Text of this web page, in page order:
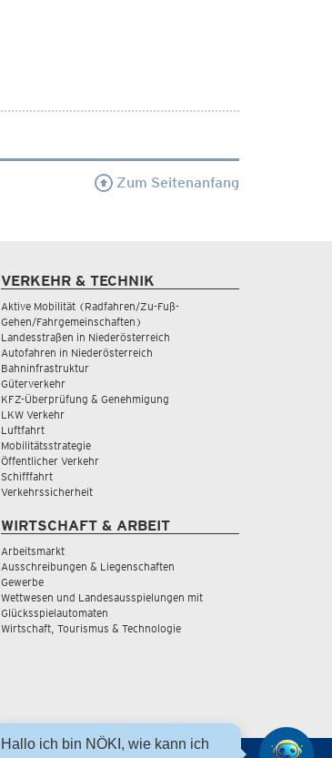
Zum Seitenanfang
VERKEHR & TECHNIK
Aktive Mobilität (Radfahren/Zu-Fuß-
Gehen/Fahrgemeinschaften)
Landesstraßen in Niederösterreich
Autofahren in Niederösterreich
Bahninfrastruktur
Güterverkehr
KFZ-Überprüfung & Genehmigung
LKW Verkehr
Luftfahrt
Mobilitätsstrategie
Öffentlicher Verkehr
Schifffahrt
Verkehrssicherheit
WIRTSCHAFT & ARBEIT
Arbeitsmarkt
Ausschreibungen & Liegenschaften
Gewerbe
Wettwesen und Landesausspielungen mit
Glücksspielautomaten
Wirtschaft, Tourismus & Technologie
Hallo ich bin NÖKI, wie kann ich